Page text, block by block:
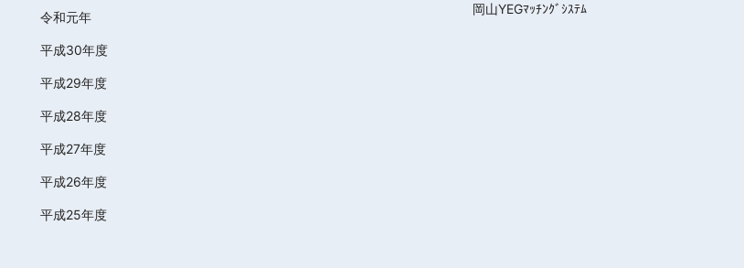
令和元年
平成30年度
平成29年度
平成28年度
平成27年度
平成26年度
平成25年度
岡山YEGﾏｯﾁﾝｸﾞｼｽﾃﾑ